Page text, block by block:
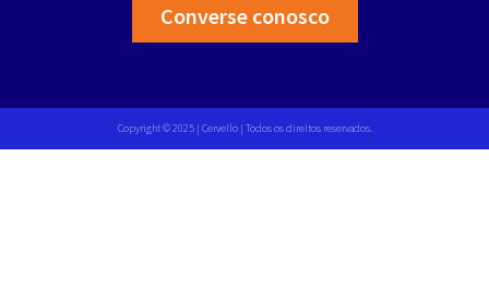
Converse conosco
Copyright © 2025 | Cervello | Todos os direitos reservados.